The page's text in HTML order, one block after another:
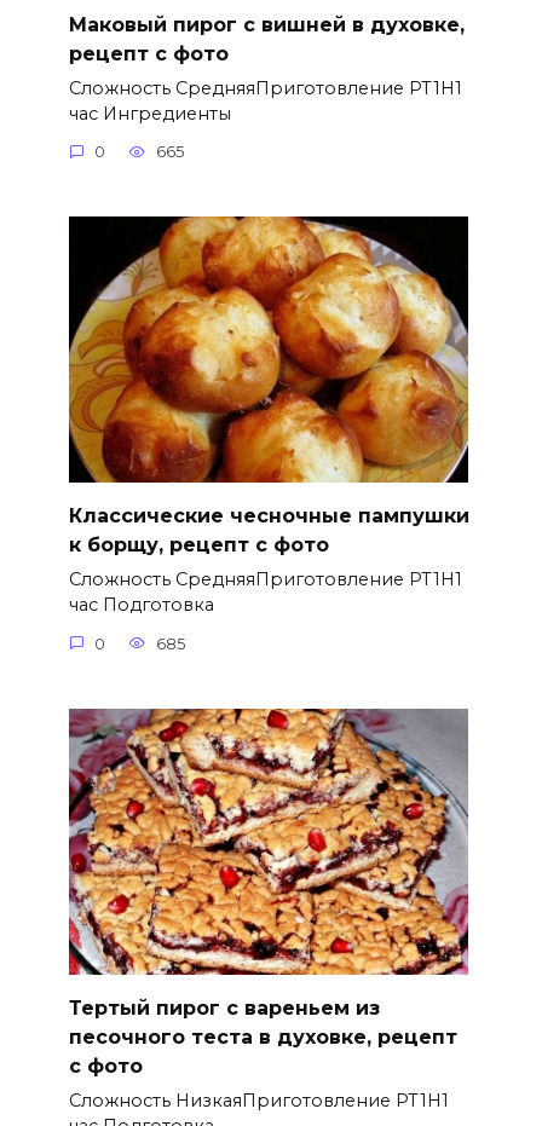
Маковый пирог с вишней в духовке,
рецепт с фото
Сложность СредняяПриготовление PT1H1
час Ингредиенты
0 665
Классические чесночные пампушки
к борщу, рецепт с фото
Сложность СредняяПриготовление PT1H1
час Подготовка
0 685
Тертый пирог с вареньем из
песочного теста в духовке, рецепт
с фото
Сложность НизкаяПриготовление PT1H1